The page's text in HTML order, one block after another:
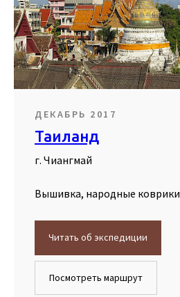
ДЕКАБРЬ 2017
Таиланд
г. Чиангмай
Вышивка, народные коврики
Читать об экспедиции
Посмотреть маршрут